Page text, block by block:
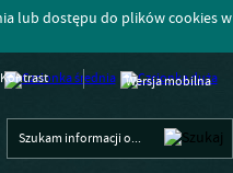
lub dostępu do plików cookies w
Kontrast Wersja mobilna